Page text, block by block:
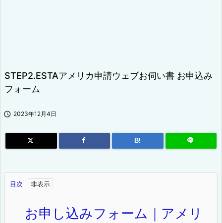
STEP2.ESTAアメリカ申請ウェブお伺い書 お申込み
フォーム
 2023年12月4日
B!
目次
お申し込みフォーム｜アメリ